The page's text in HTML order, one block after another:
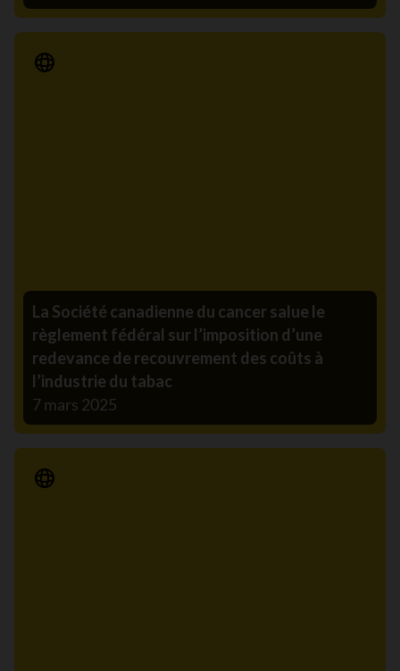
Communiqué de presse
La Société canadienne du cancer salue le
règlement fédéral sur l’imposition d’une
redevance de recouvrement des coûts à
l’industrie du tabac
7 mars 2025
Communiqué de presse